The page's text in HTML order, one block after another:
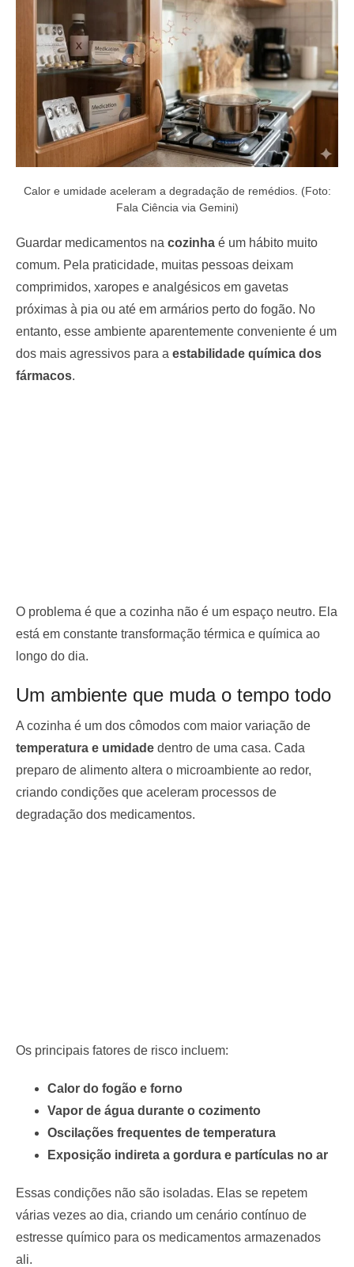
Calor e umidade aceleram a degradação de remédios. (Foto:
Fala Ciência via Gemini)
Guardar medicamentos na cozinha é um hábito muito
comum. Pela praticidade, muitas pessoas deixam
comprimidos, xaropes e analgésicos em gavetas
próximas à pia ou até em armários perto do fogão. No
entanto, esse ambiente aparentemente conveniente é um
dos mais agressivos para a estabilidade química dos
fármacos.
O problema é que a cozinha não é um espaço neutro. Ela
está em constante transformação térmica e química ao
longo do dia.
Um ambiente que muda o tempo todo
A cozinha é um dos cômodos com maior variação de
temperatura e umidade dentro de uma casa. Cada
preparo de alimento altera o microambiente ao redor,
criando condições que aceleram processos de
degradação dos medicamentos.
Os principais fatores de risco incluem:
Calor do fogão e forno
Vapor de água durante o cozimento
Oscilações frequentes de temperatura
Exposição indireta a gordura e partículas no ar
Essas condições não são isoladas. Elas se repetem
várias vezes ao dia, criando um cenário contínuo de
estresse químico para os medicamentos armazenados
ali.